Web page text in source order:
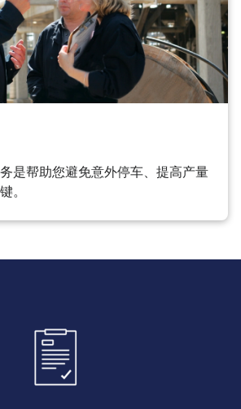
是帮助您避免意外停车、提高产量
。